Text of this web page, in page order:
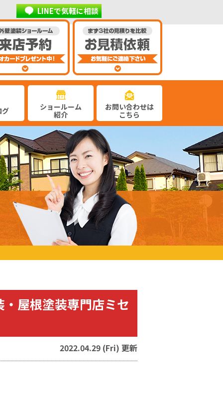
LINEで気軽に相談
グ
ショールーム
紹介
お問い合わせは
こちら
屋根塗装専門店ミセ
2022.04.29 (Fri) 更新